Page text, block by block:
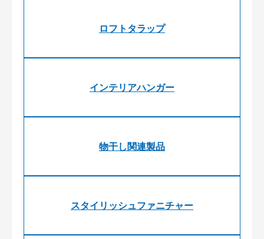
ロフトタラップ
インテリアハンガー
物干し関連製品
スタイリッシュファニチャー